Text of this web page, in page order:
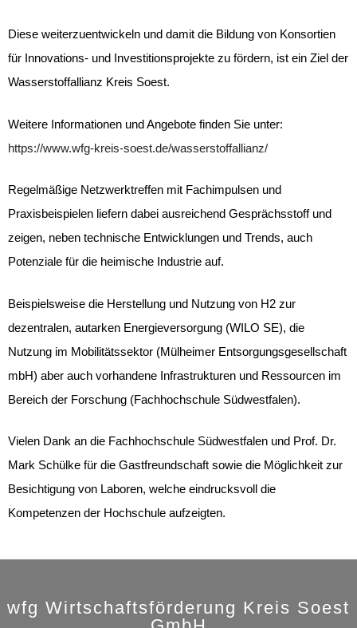
Diese weiterzuentwickeln und damit die Bildung von Konsortien
für Innovations- und Investitionsprojekte zu fördern, ist ein Ziel der
Wasserstoffallianz Kreis Soest.
Weitere Informationen und Angebote finden Sie unter:
https://www.wfg-kreis-soest.de/wasserstoffallianz/
Regelmäßige Netzwerktreffen mit Fachimpulsen und
Praxisbeispielen liefern dabei ausreichend Gesprächsstoff und
zeigen, neben technische Entwicklungen und Trends, auch
Potenziale für die heimische Industrie auf.
Beispielsweise die Herstellung und Nutzung von H2 zur
dezentralen, autarken Energieversorgung (WILO SE), die
Nutzung im Mobilitätssektor (Mülheimer Entsorgungsgesellschaft
mbH) aber auch vorhandene Infrastrukturen und Ressourcen im
Bereich der Forschung (Fachhochschule Südwestfalen).
Vielen Dank an die Fachhochschule Südwestfalen und Prof. Dr.
Mark Schülke für die Gastfreundschaft sowie die Möglichkeit zur
Besichtigung von Laboren, welche eindrucksvoll die
Kompetenzen der Hochschule aufzeigten.
wfg Wirtschaftsförderung Kreis Soest